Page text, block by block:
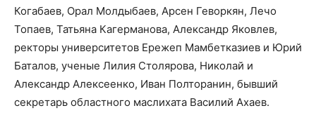
Когабаев, Орал Молдыбаев, Арсен Геворкян, Лечо
Топаев, Татьяна Кагерманова, Александр Яковлев,
ректоры университетов Ережеп Мамбетказиев и Юрий
Баталов, ученые Лилия Столярова, Николай и
Александр Алексеенко, Иван Полторанин, бывший
секретарь областного маслихата Василий Ахаев.